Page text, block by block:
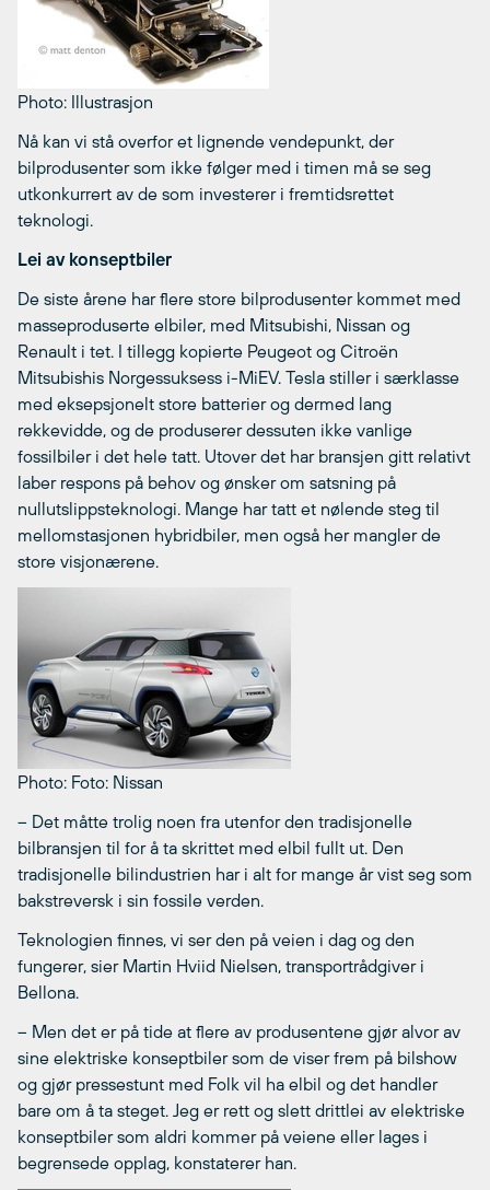
Photo: Illustrasjon
Nå kan vi stå overfor et lignende vendepunkt, der
bilprodusenter som ikke følger med i timen må se seg
utkonkurrert av de som investerer i fremtidsrettet
teknologi.
Lei av konseptbiler
De siste årene har flere store bilprodusenter kommet med
masseproduserte elbiler, med Mitsubishi, Nissan og
Renault i tet. I tillegg kopierte Peugeot og Citroën
Mitsubishis Norgessuksess i-MiEV. Tesla stiller i særklasse
med eksepsjonelt store batterier og dermed lang
rekkevidde, og de produserer dessuten ikke vanlige
fossilbiler i det hele tatt. Utover det har bransjen gitt relativt
laber respons på behov og ønsker om satsning på
nullutslippsteknologi. Mange har tatt et nølende steg til
mellomstasjonen hybridbiler, men også her mangler de
store visjonærene.
Photo: Foto: Nissan
– Det måtte trolig noen fra utenfor den tradisjonelle
bilbransjen til for å ta skrittet med elbil fullt ut. Den
tradisjonelle bilindustrien har i alt for mange år vist seg som
bakstreversk i sin fossile verden.
Teknologien finnes, vi ser den på veien i dag og den
fungerer, sier Martin Hviid Nielsen, transportrådgiver i
Bellona.
– Men det er på tide at flere av produsentene gjør alvor av
sine elektriske konseptbiler som de viser frem på bilshow
og gjør pressestunt med Folk vil ha elbil og det handler
bare om å ta steget. Jeg er rett og slett drittlei av elektriske
konseptbiler som aldri kommer på veiene eller lages i
begrensede opplag, konstaterer han.